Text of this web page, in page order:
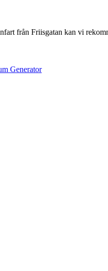
från Friisgatan kan vi
Generator